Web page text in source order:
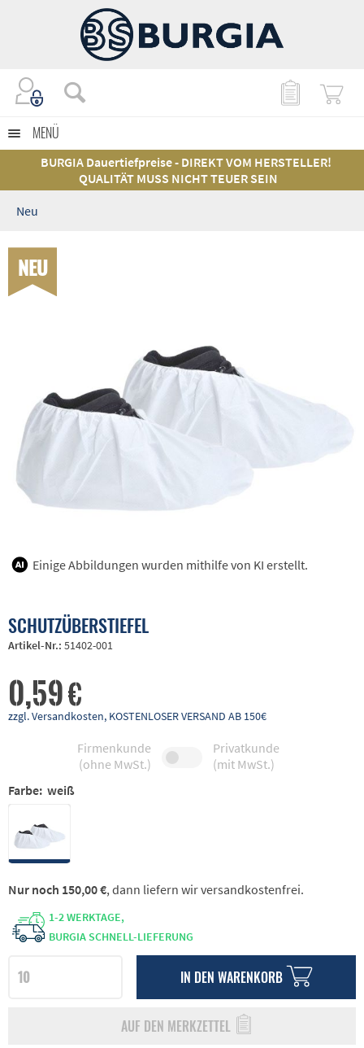
MENÜ
BURGIA Dauertiefpreise - DIREKT VOM HERSTELLER!
QUALITÄT MUSS NICHT TEUER SEIN
Neu
NEU
Einige Abbildungen wurden mithilfe von KI erstellt.
SCHUTZÜBERSTIEFEL
Artikel-Nr.: 51402-001
0,59 €
zzgl. Versandkosten, KOSTENLOSER VERSAND AB 150€
Firmenkunde
(ohne MwSt.)
Privatkunde
(mit MwSt.)
Farbe: weiß
1-2 WERKTAGE,
BURGIA SCHNELL-LIEFERUNG
IN DEN WARENKORB
AUF DEN MERKZETTEL
Nur noch 150,00 €, dann liefern wir versandkostenfrei.